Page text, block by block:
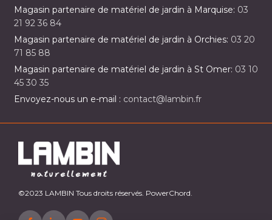
Magasin partenaire de matériel de jardin à Marquise: 03
21 92 36 84
Magasin partenaire de matériel de jardin à Orchies: 03 20
71 85 88
Magasin partenaire de matériel de jardin à St Omer: 03 10
45 30 35
Envoyez-nous un e-mail : contact@lambin.fr
©2023 LAMBIN Tous droits réservés. PowerChord.